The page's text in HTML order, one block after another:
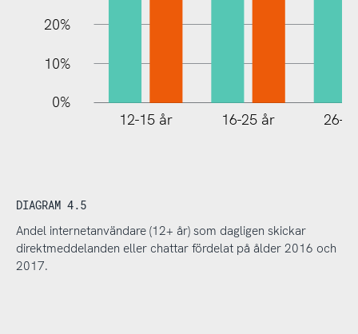
20%
10%
0%
12-15 år 16-25 år 26-
DIAGRAM 4.5
Andel internetanvändare (12+ år) som dagligen skickar
direktmeddelanden eller chattar fördelat på ålder 2016 och
2017.